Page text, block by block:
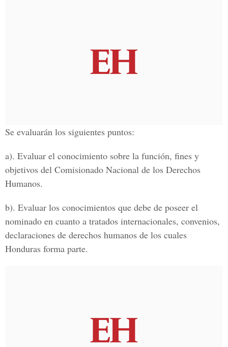
Se evaluarán los siguientes puntos:
a). Evaluar el conocimiento sobre la función, fines y
objetivos del Comisionado Nacional de los Derechos
Humanos.
b). Evaluar los conocimientos que debe de poseer el
nominado en cuanto a tratados internacionales, convenios,
declaraciones de derechos humanos de los cuales
Honduras forma parte.